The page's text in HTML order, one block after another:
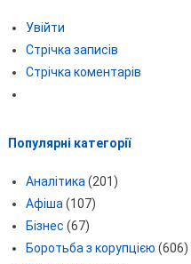
Увійти
Стрічка записів
Стрічка коментарів
Популярні категорії
Аналітика (201)
Афіша (107)
Бізнес (67)
Боротьба з корупцією (606)